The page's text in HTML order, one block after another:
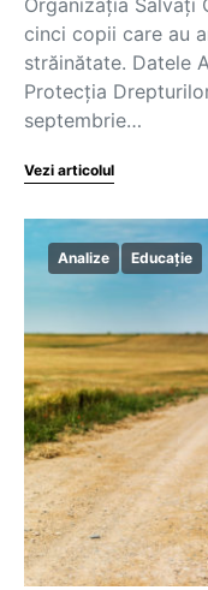
Organizația Salvați
cinci copii care au
străinătate. Datele
Protecția
septembrie…
Vezi articolul
Analize Educație